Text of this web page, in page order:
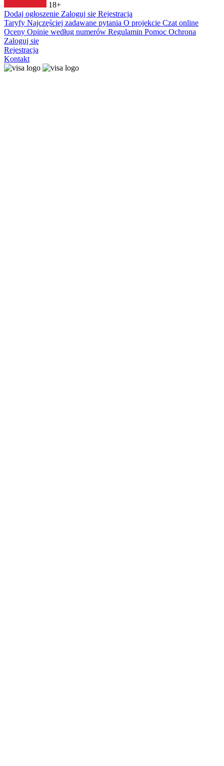
18+
Dodaj ogłoszenie Zaloguj się Rejestracja
Taryfy Najczęściej zadawane pytania O projekcie Czat online
Oceny Opinie według numerów Regulamin Pomoc Ochrona
Zaloguj się
Rejestracja
Kontakt